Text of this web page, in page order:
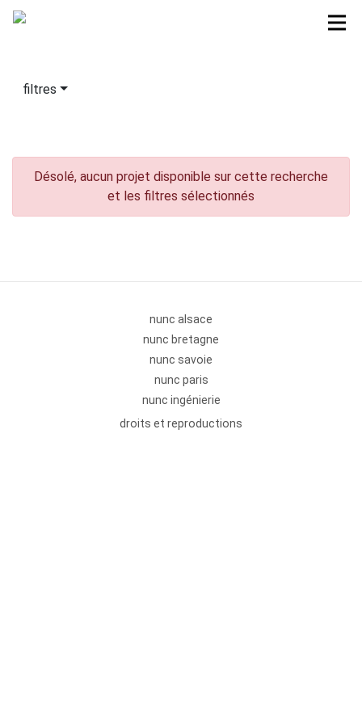
filtres
Désolé, aucun projet disponible sur cette recherche
et les filtres sélectionnés
nunc alsace
nunc bretagne
nunc savoie
nunc paris
nunc ingénierie
droits et reproductions